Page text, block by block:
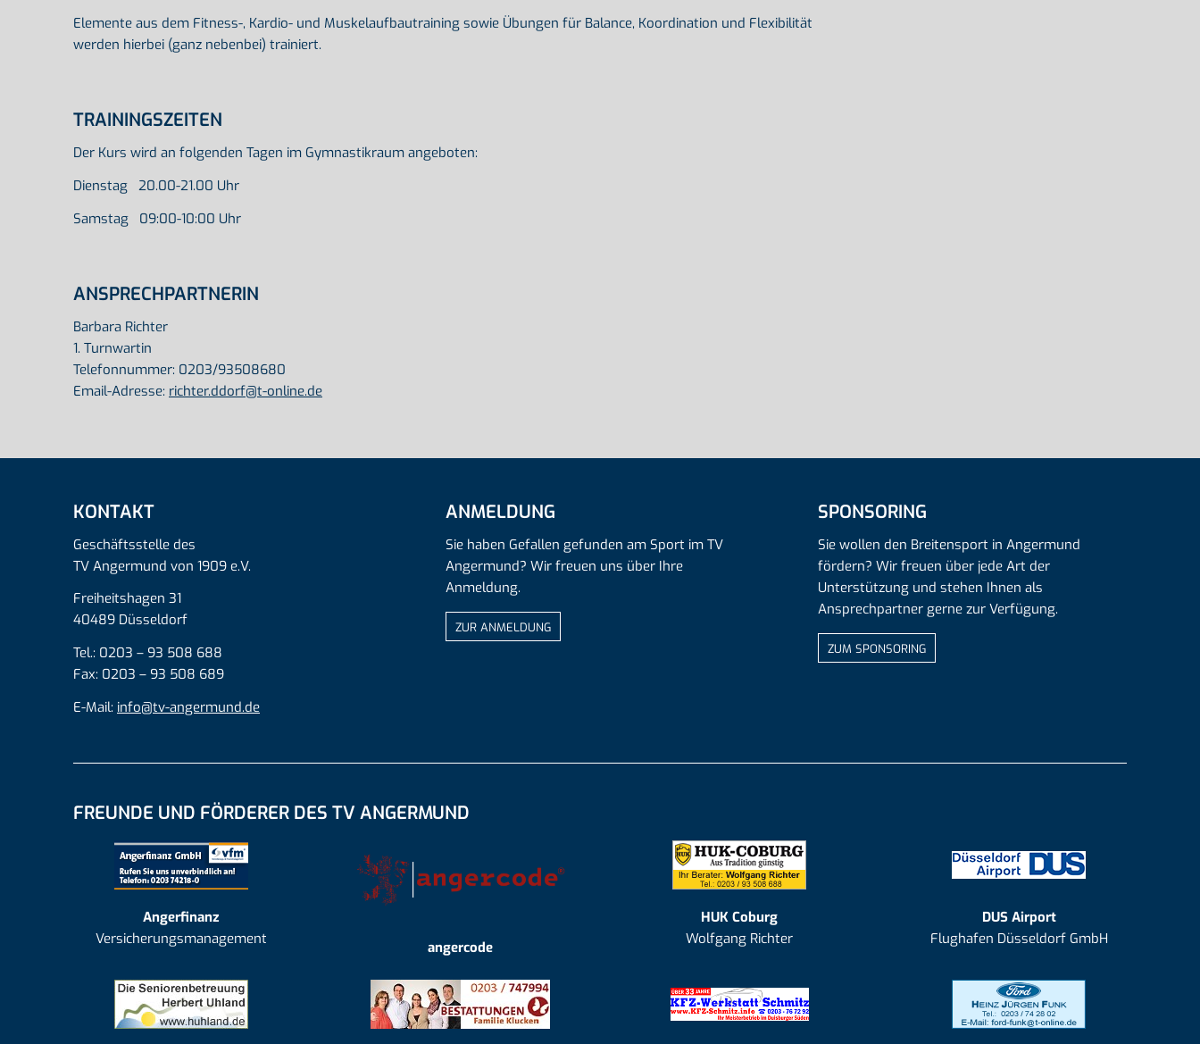
Elemente aus dem Fitness-, Kardio- und Muskelaufbautraining sowie Übungen für Balance, Koordination und Flexibilität
werden hierbei (ganz nebenbei) trainiert.
TRAININGSZEITEN
Der Kurs wird an folgenden Tagen im Gymnastikraum angeboten:
Dienstag 20.00-21.00 Uhr
Samstag 09:00-10:00 Uhr
ANSPRECHPARTNERIN
Barbara Richter
1. Turnwartin
Telefonnummer: 0203/93508680
Email-Adresse: richter.ddorf@t-online.de
KONTAKT
Geschäftsstelle des
TV Angermund von 1909 e.V.
Freiheitshagen 31
40489 Düsseldorf
Tel.: 0203 – 93 508 688
Fax: 0203 – 93 508 689
E-Mail: info@tv-angermund.de
ANMELDUNG
Sie haben Gefallen gefunden am Sport im TV
Angermund? Wir freuen uns über Ihre
Anmeldung.
ZUR ANMELDUNG
SPONSORING
Sie wollen den Breitensport in Angermund
fördern? Wir freuen über jede Art der
Unterstützung und stehen Ihnen als
Ansprechpartner gerne zur Verfügung.
ZUM SPONSORING
FREUNDE UND FÖRDERER DES TV ANGERMUND
Angerfinanz
Versicherungsmanagement
angercode
HUK Coburg
Wolfgang Richter
DUS Airport
Flughafen Düsseldorf GmbH